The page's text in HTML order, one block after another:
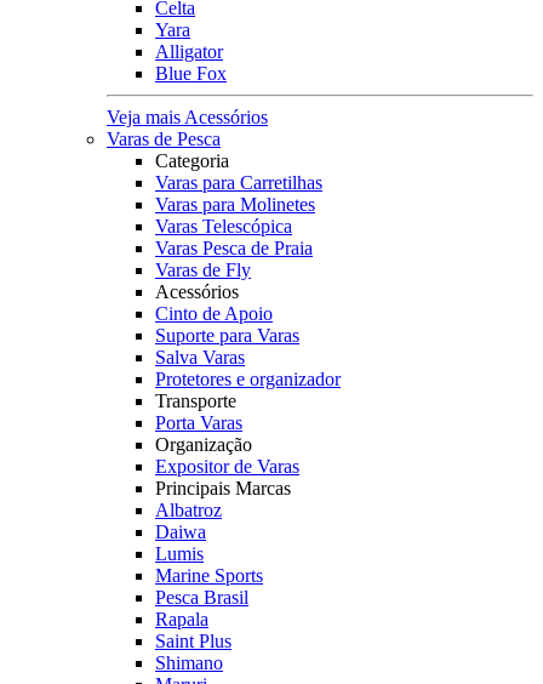
Celta
Yara
Alligator
Blue Fox
Veja mais Acessórios
Varas de Pesca
Categoria
Varas para Carretilhas
Varas para Molinetes
Varas Telescópica
Varas Pesca de Praia
Varas de Fly
Acessórios
Cinto de Apoio
Suporte para Varas
Salva Varas
Protetores e organizador
Transporte
Porta Varas
Organização
Expositor de Varas
Principais Marcas
Albatroz
Daiwa
Lumis
Marine Sports
Pesca Brasil
Rapala
Saint Plus
Shimano